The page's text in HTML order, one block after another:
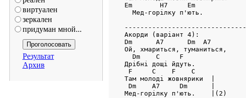
виртуален
зеркален
придуман мной...
Результат
Архив
Em       H7     Em
  Мед-горілку п'ють.
-------------------------------
Акорди (варіант 4):
Dm      A7      Dm  A7
Ой, хмариться, туманиться,
  Dm    C     F
Дрібні дощі йдуть.
F     C    F    C
Там молоді жовнярики  |
Dm    A7     Dm      |
Мед-горілку п'ють.    |(2)